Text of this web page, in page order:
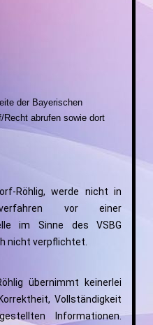
der Bayerischen
Recht abrufen sowie dort
Röhlig, werde nicht in
vor einer
im Sinne des VSBG
nicht verpflichtet.
übernimmt keinerlei
Vollständigkeit
Informationen.